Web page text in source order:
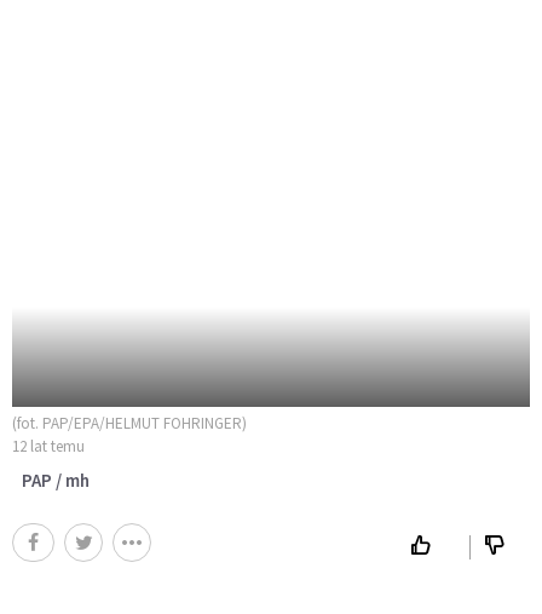
(fot. PAP/EPA/HELMUT FOHRINGER)
12 lat temu
PAP / mh